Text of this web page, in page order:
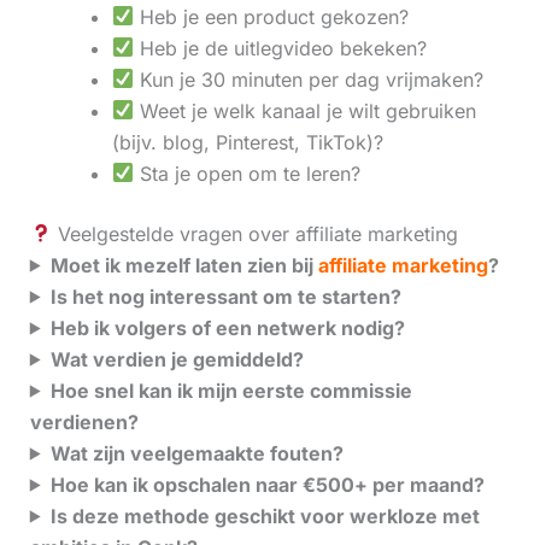
Heb je een product gekozen?
Heb je de uitlegvideo bekeken?
Kun je 30 minuten per dag vrijmaken?
Weet je welk kanaal je wilt gebruiken
(bijv. blog, Pinterest, TikTok)?
Sta je open om te leren?
Veelgestelde vragen over affiliate marketing
Moet ik mezelf laten zien bij affiliate marketing?
Is het nog interessant om te starten?
Heb ik volgers of een netwerk nodig?
Wat verdien je gemiddeld?
Hoe snel kan ik mijn eerste commissie
verdienen?
Wat zijn veelgemaakte fouten?
Hoe kan ik opschalen naar €500+ per maand?
Is deze methode geschikt voor werkloze met